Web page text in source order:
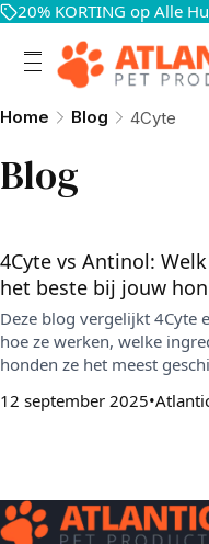
Home Blog 4Cyte
Blog
4Cyte vs Antinol:
het beste bij jouw
Deze blog vergelijkt 4Cyte
hoe ze werken, welke
honden ze het meest
verwachten.
12 september 2025